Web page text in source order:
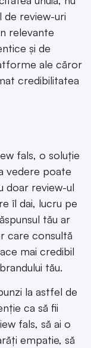
de review-uri
relevante
și de
ale căror
credibilitatea
fals, o soluție
vedere poate
doar review-ul
îl dai, lucru pe
tău ar
care consultă
mai credibil
tău.
la astfel de
ca să fii
fals, să ai o
empatie, să